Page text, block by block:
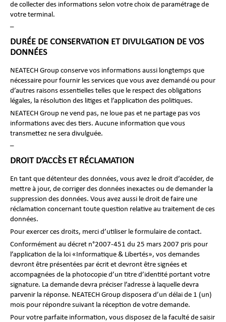
de collecter des informations selon votre choix de paramétrage de
votre terminal.
–
DURÉE DE CONSERVATION ET DIVULGATION DE VOS
DONNÉES
NEATECH Group conserve vos informations aussi longtemps que
nécessaire pour fournir les services que vous avez demandé ou pour
d’autres raisons essentielles telles que le respect des obligations
légales, la résolution des litiges et l’application des politiques.
NEATECH Group ne vend pas, ne loue pas et ne partage pas vos
informations avec des tiers. Aucune information que vous
transmettez ne sera divulguée.
–
DROIT D’ACCÈS ET RÉCLAMATION
En tant que détenteur des données, vous avez le droit d’accéder, de
mettre à jour, de corriger des données inexactes ou de demander la
suppression des données. Vous avez aussi le droit de faire une
réclamation concernant toute question relative au traitement de ces
données.
Pour exercer ces droits, merci d’utiliser le formulaire de contact.
Conformément au décret n°2007-451 du 25 mars 2007 pris pour
l’application de la loi «Informatique & Libertés», vos demandes
devront être présentées par écrit et devront être signées et
accompagnées de la photocopie d’un titre d’identité portant votre
signature. La demande devra préciser l’adresse à laquelle devra
parvenir la réponse. NEATECH Group disposera d’un délai de 1 (un)
mois pour répondre suivant la réception de votre demande.
Pour votre parfaite information, vous disposez de la faculté de saisir